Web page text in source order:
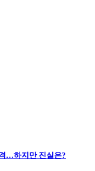
…하지만 진실은?